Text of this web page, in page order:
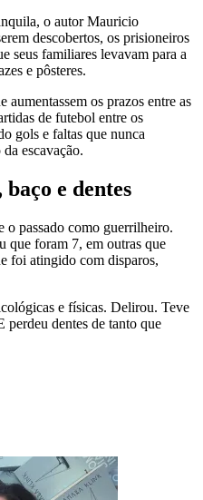
o autor Mauricio
descobertos, os prisioneiros
seus familiares levavam para a
e pôsteres.
aumentassem os prazos entre as
de futebol entre os
gols e faltas que nunca
escavação.
e dentes
passado como guerrilheiro.
que foram 7, em outras que
foi atingido com disparos,
e físicas. Delirou. Teve
dentes de tanto que